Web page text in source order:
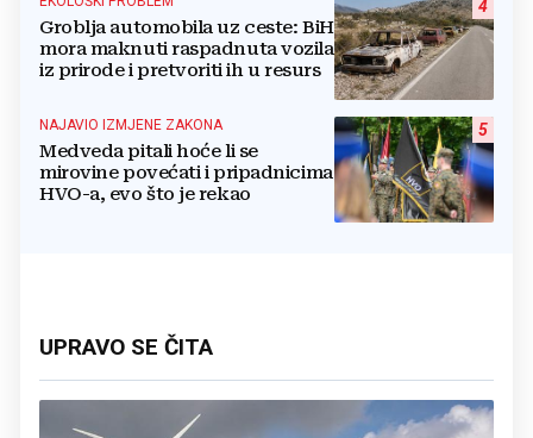
4
Groblja automobila uz ceste: BiH
mora maknuti raspadnuta vozila
iz prirode i pretvoriti ih u resurs
5
NAJAVIO IZMJENE ZAKONA
Medveda pitali hoće li se
mirovine povećati i pripadnicima
HVO-a, evo što je rekao
UPRAVO SE ČITA